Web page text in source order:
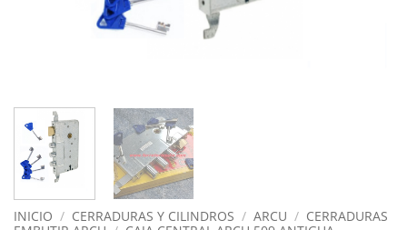
INICIO / CERRADURAS Y CILINDROS / ARCU / CERRADURAS